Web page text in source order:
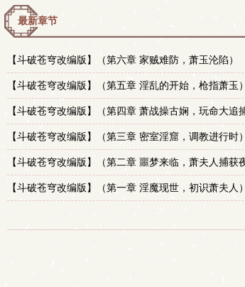
最新章节
【斗破苍穹改编版】（第六章 家贼难防，萧玉沦陷）
【斗破苍穹改编版】（第五章 淫乱的开始，枪指萧玉
【斗破苍穹改编版】（第四章 萧战操古娴，玩命大追
【斗破苍穹改编版】（第三章 密室淫窟，调教进行时）
【斗破苍穹改编版】（第二章 噩梦来临，萧夫人捕获
【斗破苍穹改编版】（第一章 淫魔现世，初识萧夫人）